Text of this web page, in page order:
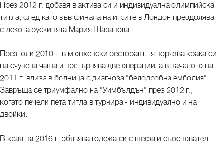
През 2012 г. добавя в актива си и индивидуална олимпийска
титла, след като във финала на игрите в Лондон преодолява
с лекота рускинята Мария Шарапова.
През юли 2010 г. в мюнхенски ресторант тя порязва крака си
на счупена чаша и претърпява две операции, а в началото на
2011 г. влиза в болница с диагноза "белодробна емболия".
Завръща се триумфално на "Уимбълдън" през 2012 г.,
когато печели пета титла в турнира - индивидуално и на
двойки.
В края на 2016 г. обявява годежа си с шефа и съосновател